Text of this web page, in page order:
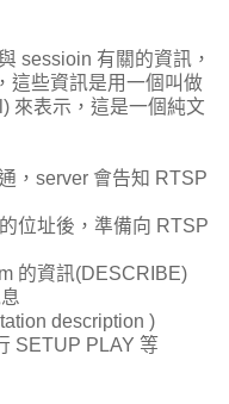
sessioin 有關的資訊，
這些資訊是用一個叫做
來表示，這是一個純文
，server 會告知 RTSP
位址後，準備向 RTSP
的資訊(DESCRIBE)
description )
SETUP PLAY 等